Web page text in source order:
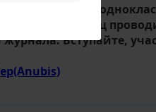
странички в
каждый месяц
Вступайте,